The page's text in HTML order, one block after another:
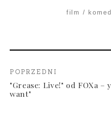
film
POPRZEDNI
"Grease: Live!" od FOXa
want"